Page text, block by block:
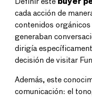
Definir este buyer
cada acción de
contenidos orgánicos
generaban
dirigía
decisión de visitar
Además, este
comunicación: el